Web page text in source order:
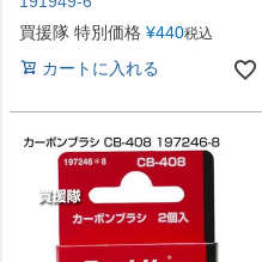
買援隊 特別価格 ¥440税込
カートに入れる